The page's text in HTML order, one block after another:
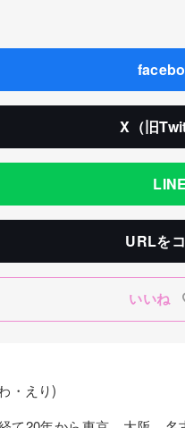
X（旧
LINE
URLを
いいね
・えり)